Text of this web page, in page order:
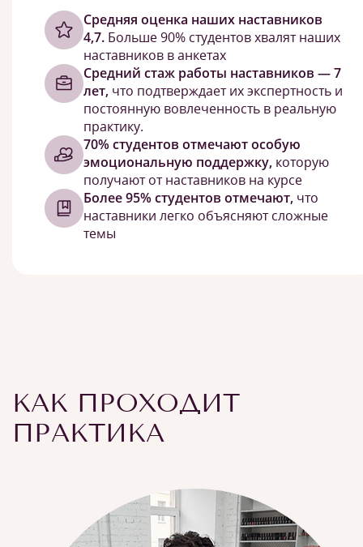
Cредняя оценка наших наставников
4,7. Больше 90% студентов хвалят наших
наставников в анкетах
Средний стаж работы наставников — 7
лет, что подтверждает их экспертность и
постоянную вовлеченность в реальную
практику.
70% студентов отмечают особую
эмоциональную поддержку, которую
получают от наставников на курсе
Более 95% студентов отмечают, что
наставники легко объясняют сложные
темы
КАК ПРОХОДИТ
ПРАКТИКА